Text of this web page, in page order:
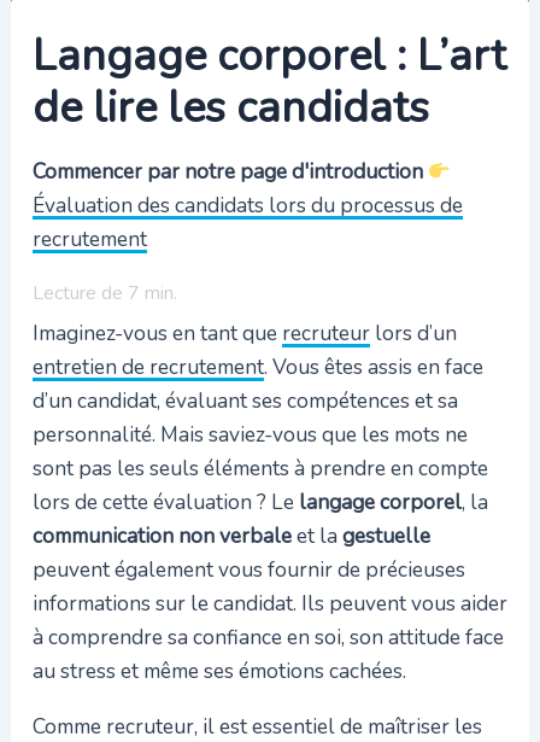
Langage corporel : L’art
de lire les candidats
Commencer par notre page d'introduction
Évaluation des candidats lors du processus de
recrutement
Lecture de 7 min.
Imaginez-vous en tant que recruteurlors d’un
entretien de recrutement. Vous êtes assis en face
d’un candidat, évaluant ses compétences et sa
personnalité. Mais saviez-vous que les mots ne
sont pas les seuls éléments à prendre en compte
lors de cette évaluation ? Le langage corporel, la
communication non verbaleet la gestuelle
peuvent également vous fournir de précieuses
informations sur le candidat. Ils peuvent vous aider
à comprendre sa confiance en soi, son attitude face
au stress et même ses émotions cachées.
Comme recruteur, il est essentiel de maîtriser les